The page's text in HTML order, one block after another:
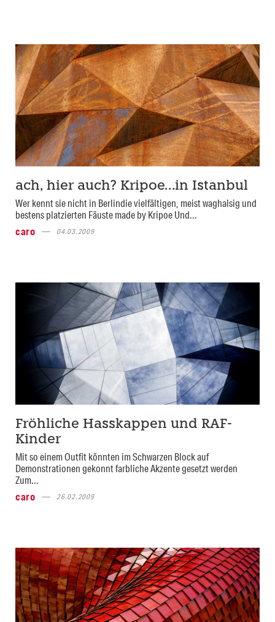
ach, hier auch? Kripoe…in Istanbul
Wer kennt sie nicht in Berlindie vielfältigen, meist waghalsig und
bestens platzierten Fäuste made by Kripoe Und...
caro
04.03.2009
Fröhliche Hasskappen und RAF-
Kinder
Mit so einem Outfit könnten im Schwarzen Block auf
Demonstrationen gekonnt farbliche Akzente gesetzt werden
Zum...
caro
26.02.2009